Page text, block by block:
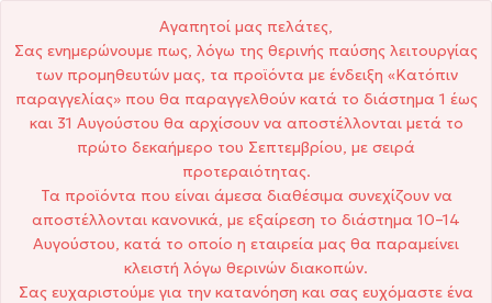
Αγαπητοί μας πελάτες,
Σας ενημερώνουμε πως, λόγω της θερινής παύσης λειτουργίας
των προμηθευτών μας, τα προϊόντα με ένδειξη «Κατόπιν
παραγγελίας» που θα παραγγελθούν κατά το διάστημα 1 έως
και 31 Αυγούστου θα αρχίσουν να αποστέλλονται μετά το
πρώτο δεκαήμερο του Σεπτεμβρίου, με σειρά
προτεραιότητας.
Τα προϊόντα που είναι άμεσα διαθέσιμα συνεχίζουν να
αποστέλλονται κανονικά, με εξαίρεση το διάστημα 10–14
Αυγούστου, κατά το οποίο η εταιρεία μας θα παραμείνει
κλειστή λόγω θερινών διακοπών.
Σας ευχαριστούμε για την κατανόηση και σας ευχόμαστε ένα